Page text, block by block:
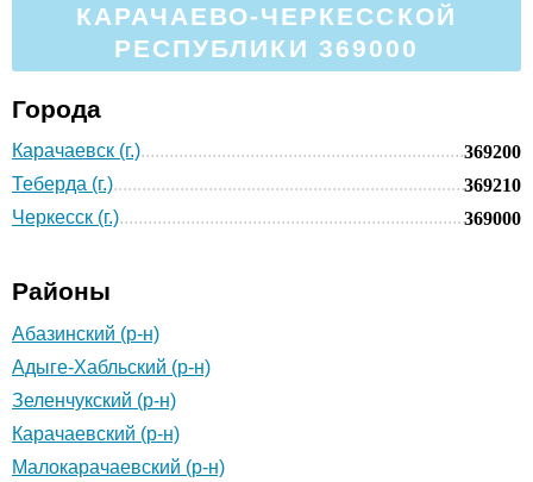
КАРАЧАЕВО-ЧЕРКЕССКОЙ
РЕСПУБЛИКИ 369000
Города
Карачаевск (г.)
369200
Теберда (г.)
369210
Черкесск (г.)
369000
Районы
Абазинский (р-н)
Адыге-Хабльский (р-н)
Зеленчукский (р-н)
Карачаевский (р-н)
Малокарачаевский (р-н)